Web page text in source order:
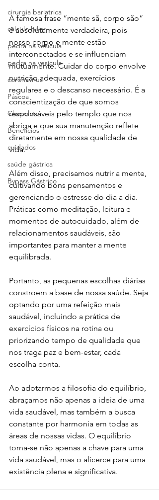
cirurgia bariatrica
cálculo biliar
pedra na vesicula
pedra na vesícula
coronavírus
Páscoa
Chocolate
Benefícios
cuidados
saúde gástrica
Bypass Gástrico
A famosa frase “mente sã, corpo são”
é absolutamente verdadeira, pois
nosso corpo e mente estão
interconectados e se influenciam
mutuamente. Cuidar do corpo envolve
nutrição adequada, exercícios
regulares e o descanso necessário. É a
conscientização de que somos
responsáveis pelo templo que nos
abriga e que sua manutenção reflete
diretamente em nossa qualidade de
vida.
Além disso, precisamos nutrir a mente,
cultivando bons pensamentos e
gerenciando o estresse do dia a dia.
Práticas como meditação, leitura e
momentos de autocuidado, além de
relacionamentos saudáveis, são
importantes para manter a mente
equilibrada.
Portanto, as pequenas escolhas diárias
constroem a base de nossa saúde. Seja
optando por uma refeição mais
saudável, incluindo a prática de
exercícios físicos na rotina ou
priorizando tempo de qualidade que
nos traga paz e bem-estar, cada
escolha conta.
Ao adotarmos a filosofia do equilíbrio,
abraçamos não apenas a ideia de uma
vida saudável, mas também a busca
constante por harmonia em todas as
áreas de nossas vidas. O equilíbrio
torna-se não apenas a chave para uma
vida saudável, mas o alicerce para uma
existência plena e significativa.